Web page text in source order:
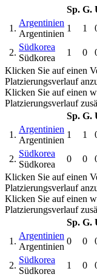
Sp. G.
1.
Argentinien
Argentinien
1 1
2.
Südkorea
Südkorea
1 0
Klicken Sie auf einen
Platzierungsverlauf
Klicken Sie auf einen
Platzierungsverlauf
Sp. G.
1.
Argentinien
Argentinien
1 1
2.
Südkorea
Südkorea
0 0
Klicken Sie auf einen
Platzierungsverlauf
Klicken Sie auf einen
Platzierungsverlauf
Sp. G.
1.
Argentinien
Argentinien
0 0
2.
Südkorea
Südkorea
1 0